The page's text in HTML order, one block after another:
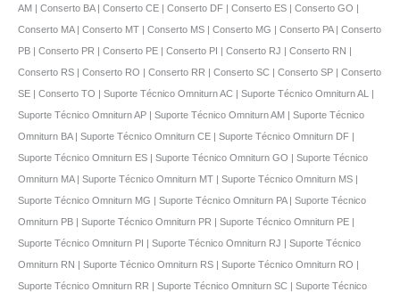
AM | Conserto BA | Conserto CE | Conserto DF | Conserto ES | Conserto GO |
Conserto MA | Conserto MT | Conserto MS | Conserto MG | Conserto PA | Conserto
PB | Conserto PR | Conserto PE | Conserto PI | Conserto RJ | Conserto RN |
Conserto RS | Conserto RO | Conserto RR | Conserto SC | Conserto SP | Conserto
SE | Conserto TO | Suporte Técnico Omniturn AC | Suporte Técnico Omniturn AL |
Suporte Técnico Omniturn AP | Suporte Técnico Omniturn AM | Suporte Técnico
Omniturn BA | Suporte Técnico Omniturn CE | Suporte Técnico Omniturn DF |
Suporte Técnico Omniturn ES | Suporte Técnico Omniturn GO | Suporte Técnico
Omniturn MA | Suporte Técnico Omniturn MT | Suporte Técnico Omniturn MS |
Suporte Técnico Omniturn MG | Suporte Técnico Omniturn PA | Suporte Técnico
Omniturn PB | Suporte Técnico Omniturn PR | Suporte Técnico Omniturn PE |
Suporte Técnico Omniturn PI | Suporte Técnico Omniturn RJ | Suporte Técnico
Omniturn RN | Suporte Técnico Omniturn RS | Suporte Técnico Omniturn RO |
Suporte Técnico Omniturn RR | Suporte Técnico Omniturn SC | Suporte Técnico